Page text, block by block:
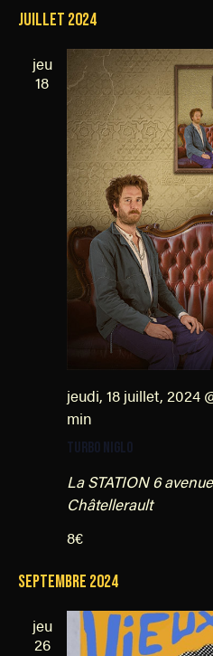
juillet 2024
jeu
18
TURBO NIGLO
jeudi, 18 juillet, 2024
min
La STATION6
Châtellerault
8€
septembre 2024
jeu
26